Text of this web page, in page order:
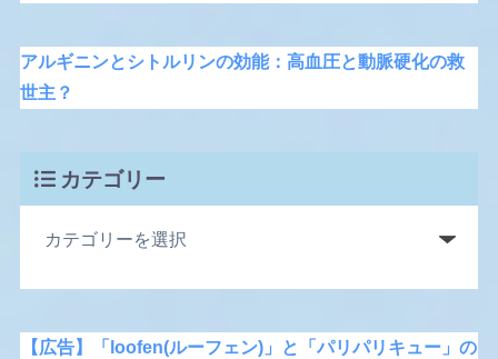
アルギニンとシトルリンの効能：高血圧と動脈硬化の救
世主？
カテゴリー
【広告】「loofen(ルーフェン)」と「パリパリキュー」の